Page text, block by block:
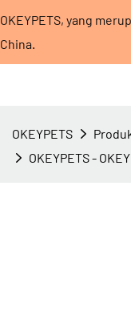
OKEYPETS, yang
China.
OKEYPETS
OKEYPETS -